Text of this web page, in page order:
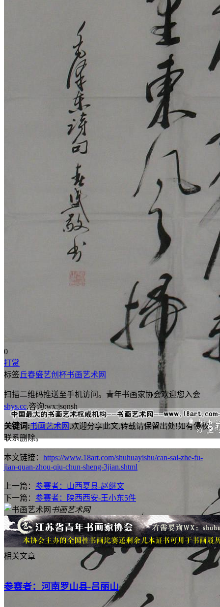
0
打赏
标签 丘春盛艺创杯书画艺术网
扫描二维码推送至手机访问。青年书画家协会欢迎您入会
shys.cc,咨询:wx:jsqnsh
关键词:书画艺术网 ,欢迎分享此文,转载请保留出处!如有侵权,
联系删除。
本文链接： https://www.18art.com/shuhuayishu/can-sai-zhe-fu-
jian-quan-zhou-qiu-chun-sheng-3jian.shtml
上一篇： 参赛者：山西夏县-赵继文
下一篇： 参赛者：陕西西安-王小东5件
书画艺术网
相关文章
参赛者：河南罗山县-吕丽山